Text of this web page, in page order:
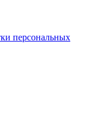
персональных